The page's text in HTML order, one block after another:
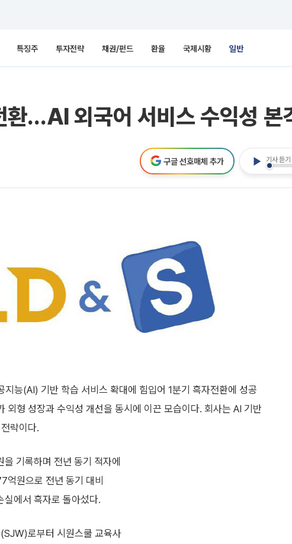
특징주 투자전략 채권/펀드 환율 국제시황 일반
환…AI 외국어 서비스 수익성 본
기사 듣기
구글 선호매체 추가
능(AI) 기반 학습 서비스 확대에 힘입어 1분기 흑자전환에 성공
외형 성장과 수익성 개선을 동시에 이끈 모습이다. 회사는 AI 기반
략이다.
기록하며 전년 동기 적자에
억원으로 전년 동기 대비
에서 흑자로 돌아섰다.
로부터 시원스쿨 교육사